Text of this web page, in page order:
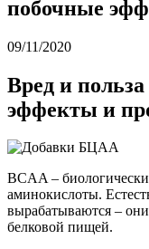
побочные
09/11/2020
Вред и
эффекты и
BCAA –
аминокислоты.
вырабатываются –
белковой пищей.